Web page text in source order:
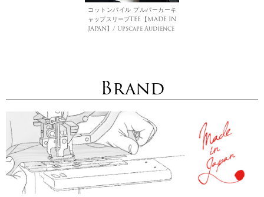
コットンパイル プルパーカーキ
ャップスリーブTEE【MADE IN
JAPAN】/ Upscape Audience
Brand